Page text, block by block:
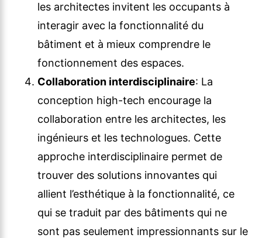
les architectes invitent les occupants à
interagir avec la fonctionnalité du
bâtiment et à mieux comprendre le
fonctionnement des espaces.
Collaboration interdisciplinaire: La
conception high-tech encourage la
collaboration entre les architectes, les
ingénieurs et les technologues. Cette
approche interdisciplinaire permet de
trouver des solutions innovantes qui
allient l’esthétique à la fonctionnalité, ce
qui se traduit par des bâtiments qui ne
sont pas seulement impressionnants sur le